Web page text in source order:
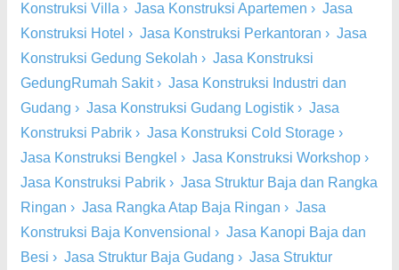
Konstruksi Villa › Jasa Konstruksi Apartemen › Jasa
Konstruksi Hotel › Jasa Konstruksi Perkantoran › Jasa
Konstruksi Gedung Sekolah › Jasa Konstruksi
GedungRumah Sakit› Jasa Konstruksi Industri dan
Gudang › Jasa Konstruksi Gudang Logistik › Jasa
Konstruksi Pabrik › Jasa Konstruksi Cold Storage ›
Jasa Konstruksi Bengkel › Jasa Konstruksi Workshop ›
Jasa Konstruksi Pabrik › Jasa Struktur Baja dan Rangka
Ringan › Jasa Rangka Atap Baja Ringan › Jasa
Konstruksi Baja Konvensional › Jasa Kanopi Baja dan
Besi › Jasa Struktur Baja Gudang › Jasa Struktur